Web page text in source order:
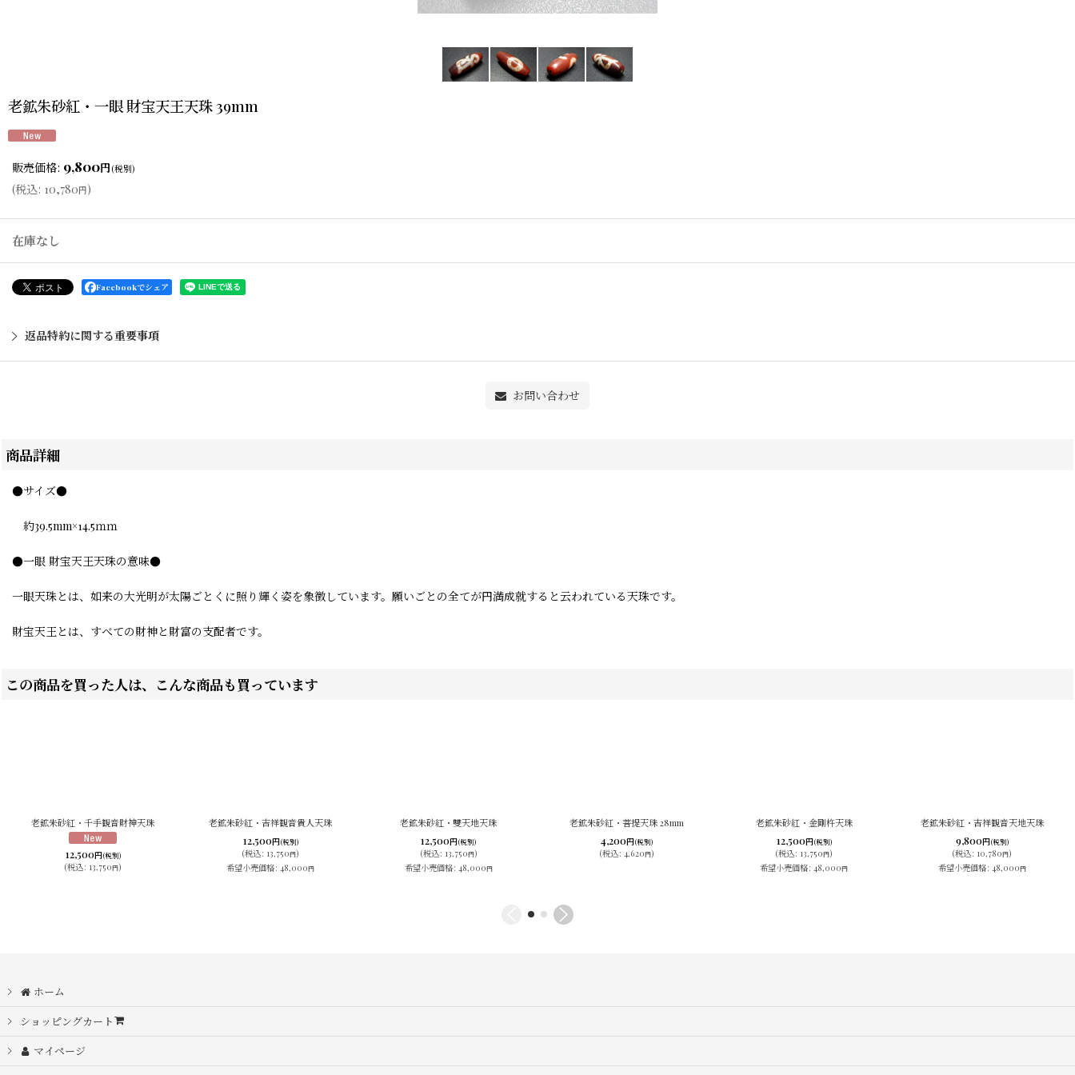
老鉱朱砂紅・一眼 財宝天王天珠 39mm
販売価格: 9,800円(税別)
(税込: 10,780円)
在庫なし
Facebookでシェア
返品特約に関する重要事項
お問い合わせ
商品詳細
●サイズ●
約39.5mm×14.5ｍｍ
●一眼 財宝天王天珠の意味●
一眼天珠とは、如来の大光明が太陽ごとくに照り輝く姿を象徴しています。願いごとの全てが円満成就すると云われている天珠です。
財宝天王とは、すべての財神と財富の支配者です。
この商品を買った人は、こんな商品も買っています
老鉱朱砂紅・千手観音財神天珠
12,500円(税別)
(税込: 13,750円)
老鉱朱砂紅・吉祥観音貴人天珠
12,500円(税別)
(税込: 13,750円)
希望小売価格: 48,000円
老鉱朱砂紅・雙天地天珠
12,500円(税別)
(税込: 13,750円)
希望小売価格: 48,000円
老鉱朱砂紅・菩提天珠 28mm
4,200円(税別)
(税込: 4,620円)
老鉱朱砂紅・金剛杵天珠
12,500円(税別)
(税込: 13,750円)
希望小売価格: 48,000円
老鉱朱砂紅・吉祥観音天地天珠
9,800円(税別)
(税込: 10,780円)
希望小売価格: 48,000円
ホーム
ショッピングカート
マイページ